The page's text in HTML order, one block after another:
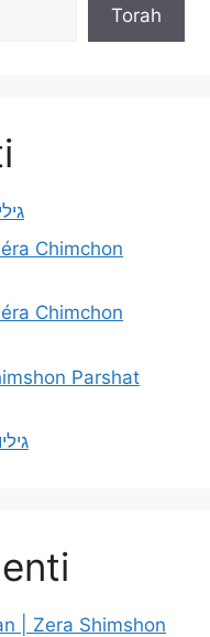
Torah
Chimchon
Chimchon
Parshat
| Zera Shimshon